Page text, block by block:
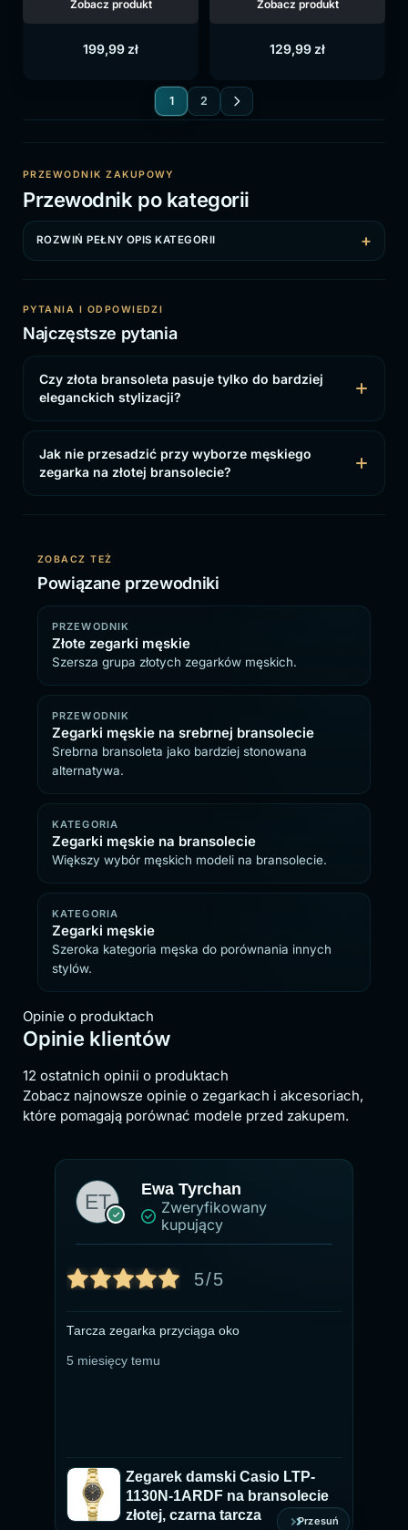
199,99 zł
Zobacz produkt
129,99 zł
Zobacz produkt
1 2
PRZEWODNIK ZAKUPOWY
Przewodnik po kategorii
ROZWIŃ PEŁNY OPIS KATEGORII
PYTANIA I ODPOWIEDZI
Najczęstsze pytania
Czy złota bransoleta pasuje tylko do bardziej
eleganckich stylizacji?
Jak nie przesadzić przy wyborze męskiego
zegarka na złotej bransolecie?
ZOBACZ TEŻ
Powiązane przewodniki
PRZEWODNIK
Złote zegarki męskie
Szersza grupa złotych zegarków męskich.
PRZEWODNIK
Zegarki męskie na srebrnej bransolecie
Srebrna bransoleta jako bardziej stonowana
alternatywa.
KATEGORIA
Zegarki męskie na bransolecie
Większy wybór męskich modeli na bransolecie.
KATEGORIA
Zegarki męskie
Szeroka kategoria męska do porównania innych
stylów.
Opinie o produktach
Opinie klientów
12 ostatnich opinii o produktach
Zobacz najnowsze opinie o zegarkach i akcesoriach,
które pomagają porównać modele przed zakupem.
Ewa Tyrchan
Zweryfikowany
kupujący
5/5
Tarcza zegarka przyciąga oko
5 miesięcy temu
Zegarek damski Casio LTP-
1130N-1ARDF na bransolecie
złotej, czarna tarcza
Przesuń